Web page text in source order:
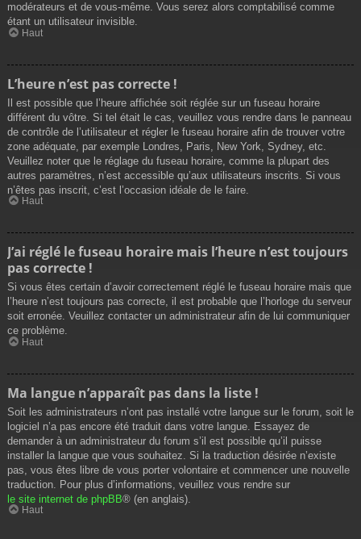
modérateurs et de vous-même. Vous serez alors comptabilisé comme
étant un utilisateur invisible.
Haut
L’heure n’est pas correcte !
Il est possible que l’heure affichée soit réglée sur un fuseau horaire
différent du vôtre. Si tel était le cas, veuillez vous rendre dans le panneau
de contrôle de l’utilisateur et régler le fuseau horaire afin de trouver votre
zone adéquate, par exemple Londres, Paris, New York, Sydney, etc.
Veuillez noter que le réglage du fuseau horaire, comme la plupart des
autres paramètres, n’est accessible qu’aux utilisateurs inscrits. Si vous
n’êtes pas inscrit, c’est l’occasion idéale de le faire.
Haut
J’ai réglé le fuseau horaire mais l’heure n’est toujours
pas correcte !
Si vous êtes certain d’avoir correctement réglé le fuseau horaire mais que
l’heure n’est toujours pas correcte, il est probable que l’horloge du serveur
soit erronée. Veuillez contacter un administrateur afin de lui communiquer
ce problème.
Haut
Ma langue n’apparaît pas dans la liste !
Soit les administrateurs n’ont pas installé votre langue sur le forum, soit le
logiciel n’a pas encore été traduit dans votre langue. Essayez de
demander à un administrateur du forum s’il est possible qu’il puisse
installer la langue que vous souhaitez. Si la traduction désirée n’existe
pas, vous êtes libre de vous porter volontaire et commencer une nouvelle
traduction. Pour plus d’informations, veuillez vous rendre sur
le site internet de phpBB® (en anglais).
Haut